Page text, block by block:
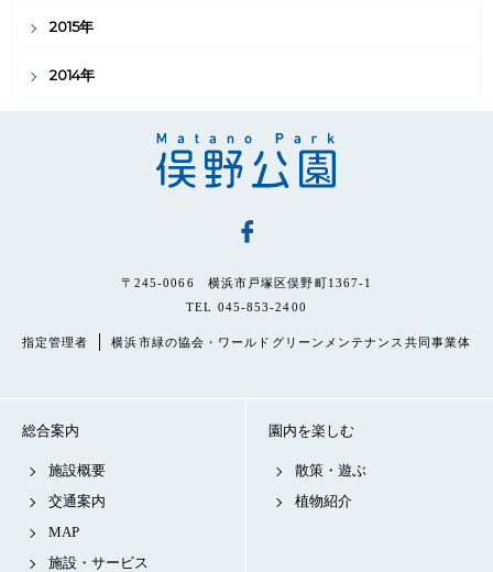
2015年
2014年
〒245-0066 横浜市戸塚区俣野町1367-1
TEL 045-853-2400
指定管理者 横浜市緑の協会・ワールドグリーンメンテナンス共同事業体
総合案内
施設概要
交通案内
MAP
施設・サービス
園内を楽しむ
散策・遊ぶ
植物紹介